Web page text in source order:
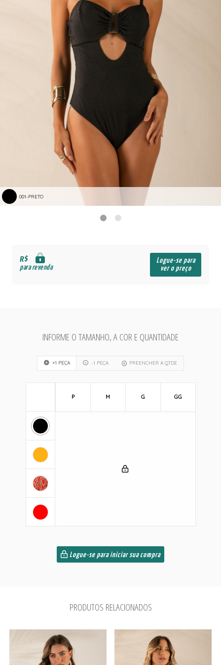
001-PRETO
R$
para revenda
Logue-se para
ver o preço
INFORME O TAMANHO, A COR E QUANTIDADE
+1 PEÇA -1 PEÇA PREENCHER A QTDE
P M G GG
Logue-se para iniciar sua compra
PRODUTOS RELACIONADOS